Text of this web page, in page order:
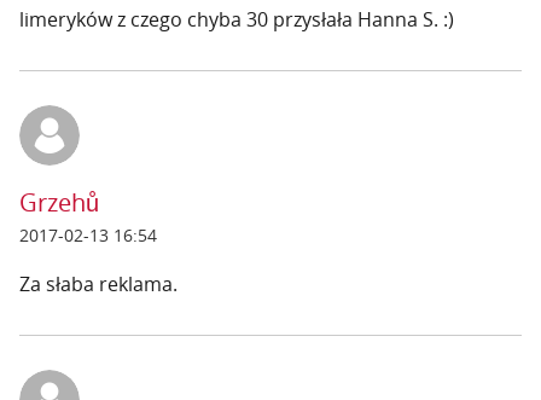
limeryków z czego chyba 30 przysłała Hanna S. :)
Grzehů
2017-02-13 16:54
Za słaba reklama.